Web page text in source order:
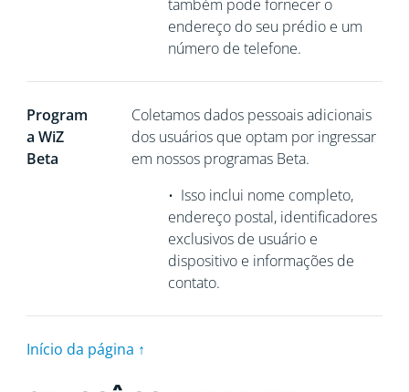
também pode fornecer o
endereço do seu prédio e um
número de telefone.
Program
a WiZ
Beta
Coletamos dados pessoais adicionais
dos usuários que optam por ingressar
em nossos programas Beta.
• Isso inclui nome completo,
endereço postal, identificadores
exclusivos de usuário e
dispositivo e informações de
contato.
Início da página ↑